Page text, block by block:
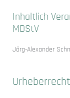
Inhaltlich
MDStV
Jörg-Alexander
Urheberrecht